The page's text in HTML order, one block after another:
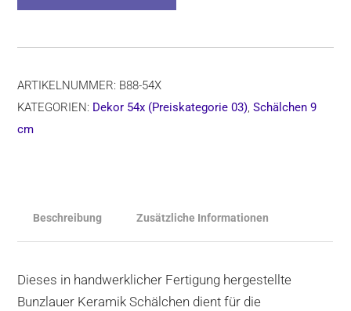
9
Form
B88,
ARTIKELNUMMER: B88-54X
KATEGORIEN: Dekor 54x (Preiskategorie 03),Schälchen 9
cm
Beschreibung Zusätzliche Informationen
Dieses in handwerklicher Fertigung hergestellte
Bunzlauer Keramik Schälchen dient für die